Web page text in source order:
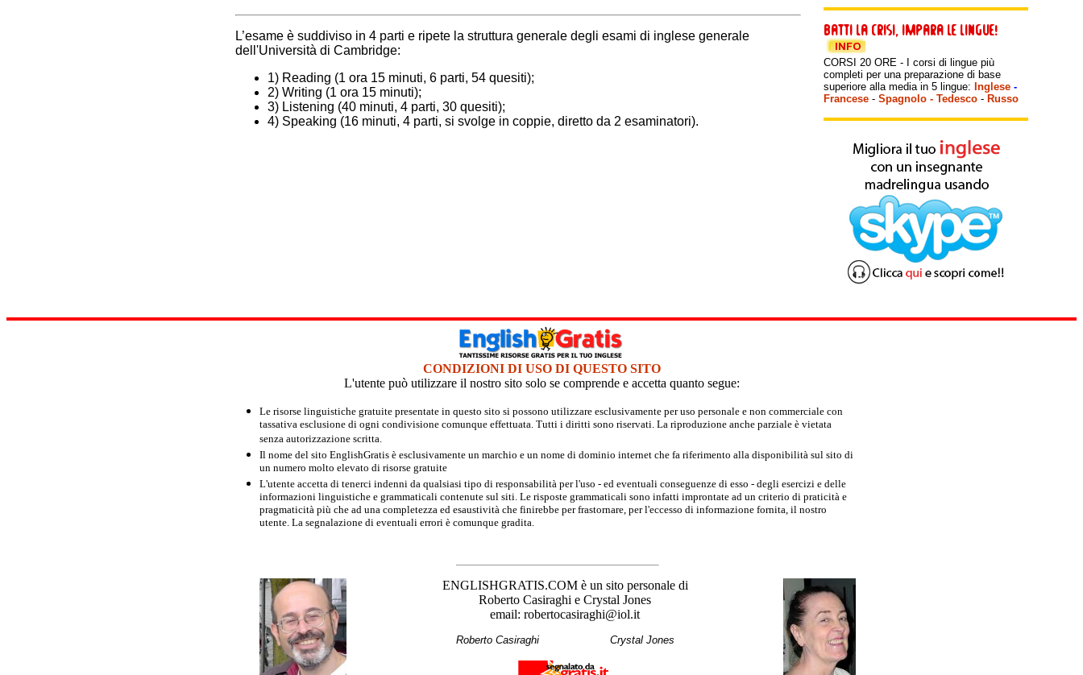
L’esame è suddiviso in 4 parti e ripete la struttura generale degli esami di inglese generale
dell'Università di Cambridge:
1) Reading (1 ora 15 minuti, 6 parti, 54 quesiti);
2) Writing (1 ora 15 minuti);
3) Listening (40 minuti, 4 parti, 30 quesiti);
4) Speaking (16 minuti, 4 parti, si svolge in coppie, diretto da 2 esaminatori).
CORSI 20 ORE - I corsi di lingue più
completi per una preparazione di base
superiore alla media in 5 lingue: Inglese -
Francese - Spagnolo - Tedesco - Russo
CONDIZIONI DI USO DI QUESTO SITO
L'utente può utilizzare il nostro sito solo se comprende e accetta quanto segue:
Le risorse linguistiche gratuite presentate in questo sito si possono utilizzare esclusivamente per uso personale e non commerciale con
tassativa esclusione di ogni condivisione comunque effettuata. Tutti i diritti sono riservati. La riproduzione anche parziale è vietata
senza autorizzazione scritta.
Il nome del sito EnglishGratis è esclusivamente un marchio e un nome di dominio internet che fa riferimento alla disponibilità sul sito di
un numero molto elevato di risorse gratuite
L'utente accetta di tenerci indenni da qualsiasi tipo di responsabilità per l'uso - ed eventuali conseguenze di esso - degli esercizi e delle
informazioni linguistiche e grammaticali contenute sul siti. Le risposte grammaticali sono infatti improntate ad un criterio di praticità e
pragmaticità più che ad una completezza ed esaustività che finirebbe per frastornare, per l'eccesso di informazione fornita, il nostro
utente. La segnalazione di eventuali errori è comunque gradita.
ENGLISHGRATIS.COM è un sito personale di
Roberto Casiraghi e Crystal Jones
email: robertocasiraghi@iol.it
Roberto Casiraghi Crystal Jones